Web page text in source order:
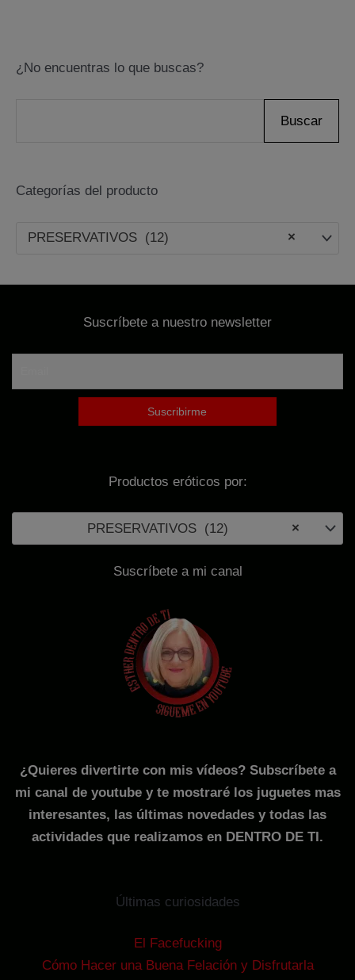
¿No encuentras lo que buscas?
c
:
Buscar
Categorías del producto
×
PRESERVATIVOS (12)
Suscríbete a nuestro newsletter
Productos eróticos por:
×
PRESERVATIVOS (12)
Suscríbete a mi canal
¿Quieres divertirte con mis vídeos? Subscríbete a
mi canal de youtube y te mostraré los juguetes mas
interesantes, las últimas novedades y todas las
actividades que realizamos en DENTRO DE TI.
Últimas curiosidades
El Facefucking
Cómo Hacer una Buena Felación y Disfrutarla